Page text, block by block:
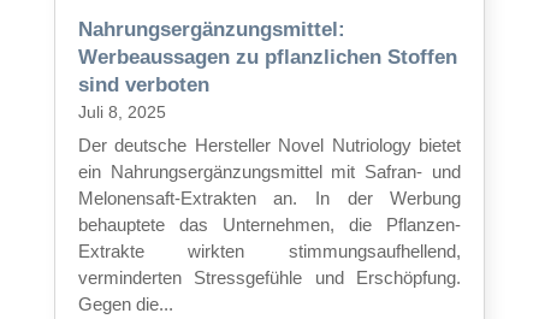
Nahrungsergänzungsmittel:
Werbeaussagen zu pflanzlichen Stoffen
sind verboten
Juli 8, 2025
Der deutsche Hersteller Novel Nutriology bietet
ein Nahrungsergänzungsmittel mit Safran- und
Melonensaft-Extrakten an. In der Werbung
behauptete das Unternehmen, die Pflanzen-
Extrakte wirkten stimmungsaufhellend,
verminderten Stressgefühle und Erschöpfung.
Gegen die...